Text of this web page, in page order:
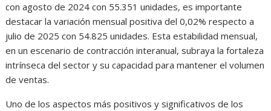
con agosto de 2024 con 55.351 unidades, es importante
destacar la variación mensual positiva del 0,02% respecto a
julio de 2025 con 54.825 unidades. Esta estabilidad mensual,
en un escenario de contracción interanual, subraya la fortaleza
intrínseca del sector y su capacidad para mantener el volumen
de ventas.
Uno de los aspectos más positivos y significativos de los